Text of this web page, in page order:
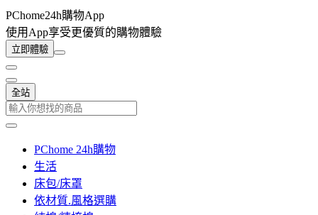
PChome24h購物App
使用App享受更優質的購物體驗
立即體驗
全站
PChome 24h購物
生活
床包/床罩
依材質.風格選購